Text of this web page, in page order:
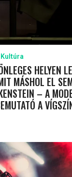
Kultúra
HELYEN
MÁSHOL EL
– A
A